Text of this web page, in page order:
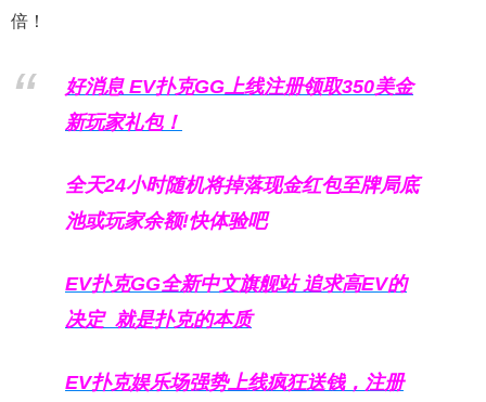
倍！
好消息 EV扑克GG上线注册领取350美金
新玩家礼包！
全天24小时随机将掉落现金红包至牌局底
池或玩家余额!快体验吧
EV扑克GG全新中文旗舰站追求高EV的
决定 就是扑克的本质
EV扑克娱乐场强势上线疯狂送钱，注册